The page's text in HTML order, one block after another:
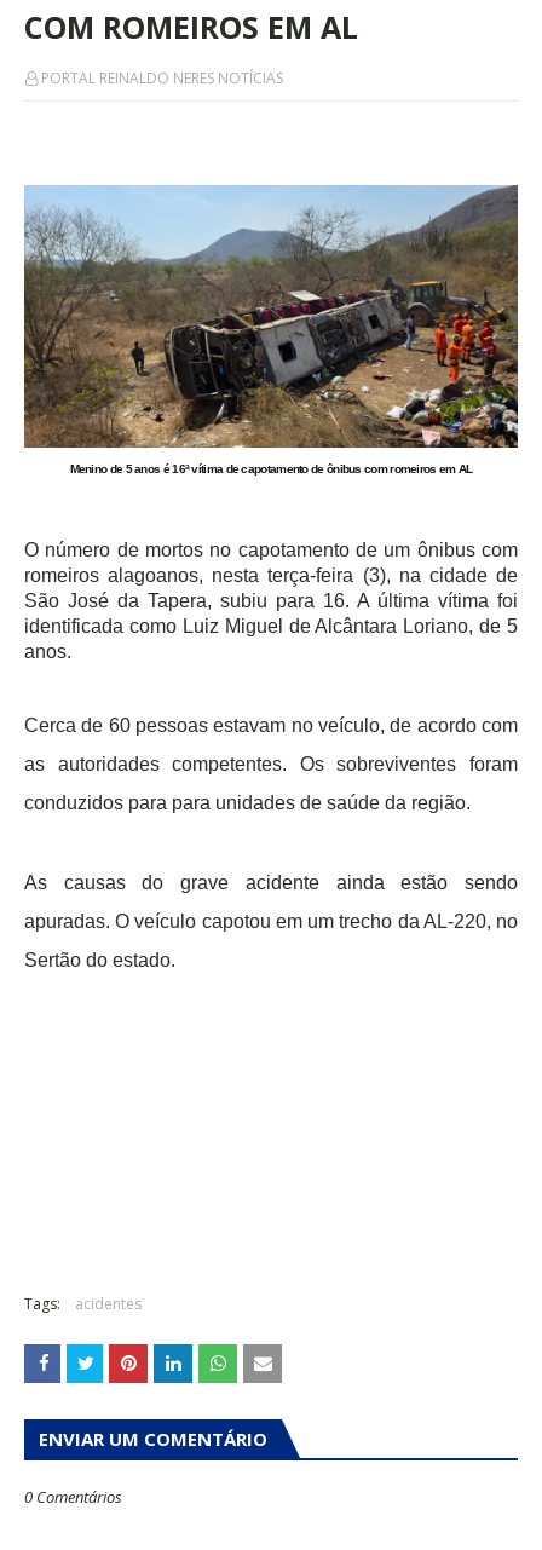
COM ROMEIROS EM AL
PORTAL REINALDO NERES NOTÍCIAS
Menino de 5 anos é 16ª vítima de capotamento de ônibus com romeiros em AL
O número de mortos no capotamento de um ônibus com
romeiros alagoanos, nesta terça-feira (3), na cidade de
São José da Tapera, subiu para 16. A última vítima foi
identificada como Luiz Miguel de Alcântara Loriano, de 5
anos.
Cerca de 60 pessoas estavam no veículo, de acordo com
as autoridades competentes. Os sobreviventes foram
conduzidos para para unidades de saúde da região.
As causas do grave acidente ainda estão sendo
apuradas. O veículo capotou em um trecho da AL-220, no
Sertão do estado.
Tags: acidentes
ENVIAR UM COMENTÁRIO
0 Comentários